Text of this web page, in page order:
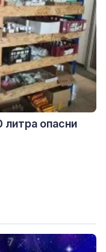
опасни